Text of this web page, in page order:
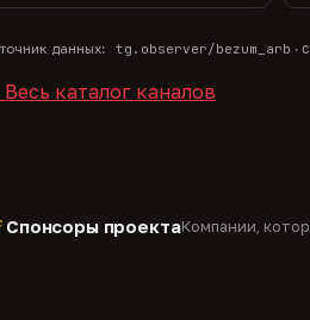
данных: tg.observer/bezum_arb ·
каталог каналов
Спонсоры проектаКомпании,